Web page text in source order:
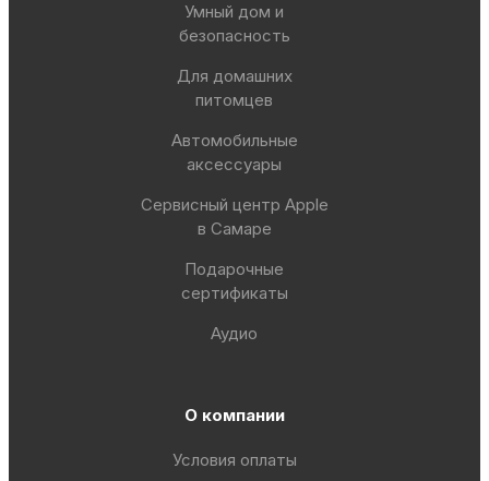
Умный дом и
безопасность
Для домашних
питомцев
Автомобильные
аксессуары
Сервисный центр Apple
в Самаре
Подарочные
сертификаты
Аудио
О компании
Условия оплаты